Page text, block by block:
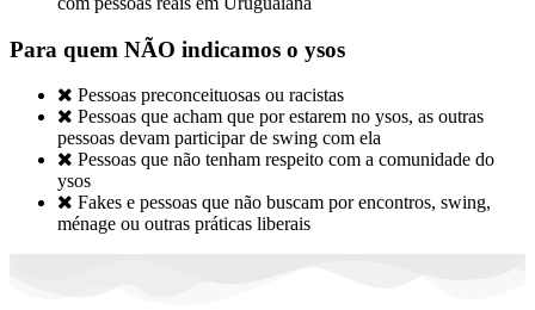
Para quem NÃO indicamos o ysos
 Pessoas preconceituosas ou racistas
 Pessoas que acham que por estarem no ysos, as outras
pessoas devam participar de swing com ela
 Pessoas que não tenham respeito com a comunidade do
ysos
 Fakes e pessoas que não buscam por encontros, swing,
ménage ou outras práticas liberais